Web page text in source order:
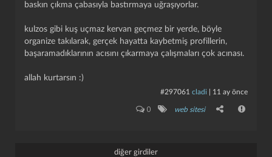
baskın çıkma çabasıyla bastırmaya uğraşıyorlar.
kulzos gibi kuş uçmaz kervan geçmez bir yerde, böyle
organize takılarak, gerçek hayatta kaybetmiş profillerin,
başaramadıklarının acısını çıkarmaya çalışmaları çok acınası.
allah kurtarsın :)
#297061 cladi 11 ay önce
0 web sitesi
diğer girdiler